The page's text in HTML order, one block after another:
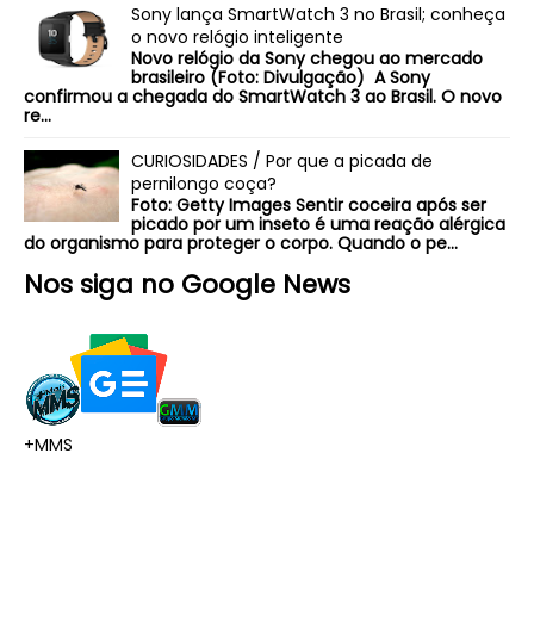
Sony lança SmartWatch 3 no Brasil; conheça
o novo relógio inteligente
Novo relógio da Sony chegou ao mercado
brasileiro (Foto: Divulgação) A Sony
confirmou a chegada do SmartWatch 3 ao Brasil. O novo
re...
CURIOSIDADES / Por que a picada de
pernilongo coça?
Foto: Getty Images Sentir coceira após ser
picado por um inseto é uma reação alérgica
do organismo para proteger o corpo. Quando o pe...
Nos siga no Google News
+MMS